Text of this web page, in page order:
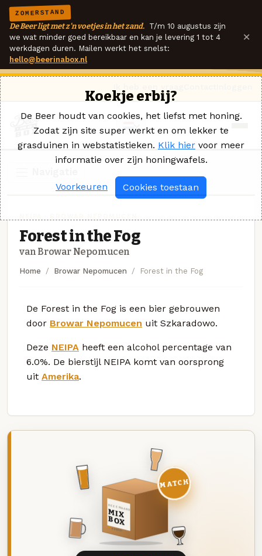
ZOMERSTAND
De Beer ligt met z'n voetjes in het zand. T/m 10 augustus zijn
we wat minder goed bereikbaar en kan je levering 1 tot 4
werkdagen duren. Mailen werkt het snelst:
hello@beerinabox.nl
×
Forest in the Fog
van Browar Nepomucen
Home Browar Nepomucen Forest in the Fog
De Forest in the Fog is een bier gebrouwen
door Browar Nepomucen uit Szkaradowo.
Deze NEIPA heeft een alcohol percentage van
6.0%. De bierstijl NEIPA komt van oorsprong
uit Amerika.
DEZE MAAND
MIX
BOX
8 BIEREN
MATCH
Koekje erbij?
De Beer houdt van cookies, het liefst met honing.
Zodat zijn site super werkt en om lekker te
grasduinen in webstatistieken. Klik hier voor meer
informatie over zijn honingwafels.
Voorkeuren Cookies toestaan